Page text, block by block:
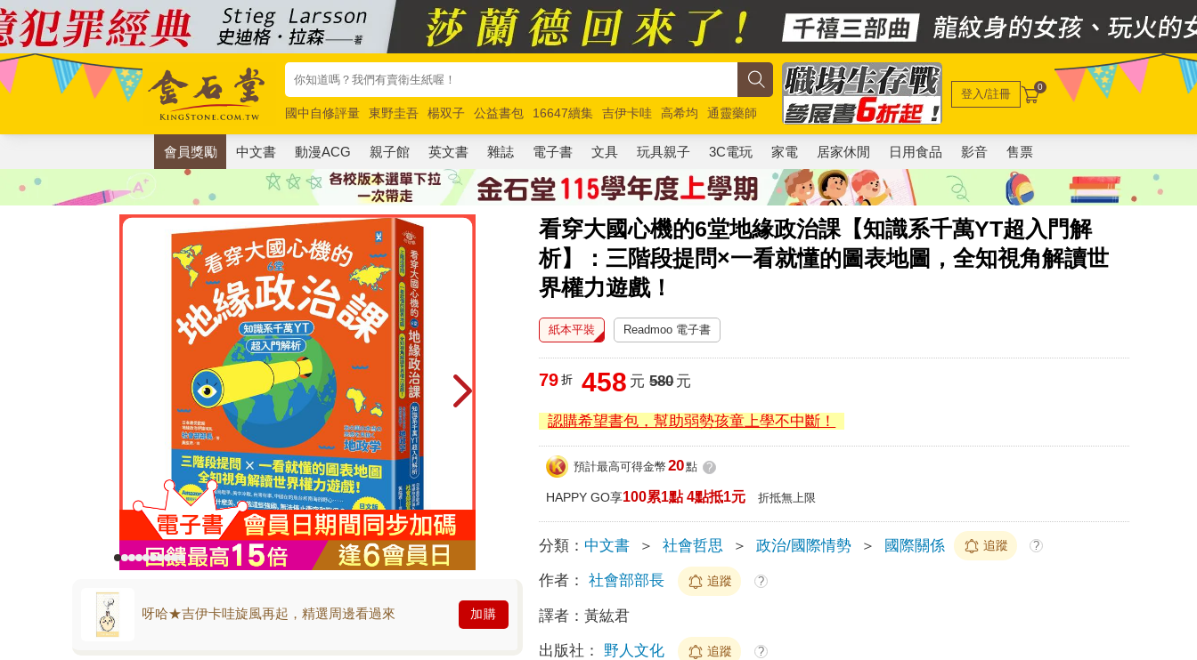
國中自修評量 東野圭吾 楊双子 公益書包 16647續集 吉伊卡哇 高希均
通靈藥師
唯紅花綻放
奧德賽 路邊攤新作 馬斯克 玩具總動員5 超慢跑
登入/註冊 0
會員獎勵 中文書 動漫ACG 親子館 英文書 雜誌 電子書 文具 玩具親子 3C電玩 家電 居家休閒 日用食品 影音 售票
看穿大國心機的6堂地緣政治課【知識系千萬YT超入門解
析】：三階段提問×一看就懂的圖表地圖，全知視角解讀世
界權力遊戲！
呀哈★吉伊卡哇旋風再起，精選周邊看過來 加購
紙本平裝 Readmoo 電子書
79 折 458 元 580元
認購希望書包，幫助弱勢孩童上學不中斷！
預計最高可得金幣 20點 ?
HAPPY GO享100累1點 4點抵1元 折抵無上限
分類： 中文書 ＞ 社會哲思 ＞ 政治/國際情勢 ＞ 國際關係 追蹤 ?
作者： 社會部部長 追蹤 ?
譯者：黃紘君
出版社： 野人文化 追蹤 ?